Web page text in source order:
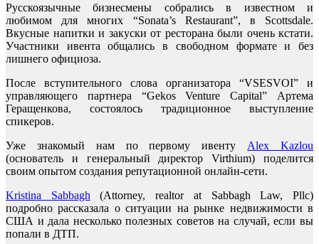
Русскоязычные бизнесмены собрались в известном и
любимом для многих “Sonata’s Restaurant”, в Scottsdale.
Вкусные напитки и закуски от ресторана были очень кстати.
Участники ивента общались в свободном формате и без
лишнего официоза.
После вступительного слова организатора “VSESVOI” и
управляющего партнера “Gekos Venture Capital” Артема
Геращенкова, состоялось традиционное выступление
спикеров.
Уже знакомый нам по первому ивенту Alex Kazlou
(основатель и генеральный директор Virthium) поделится
своим опытом создания репутационной онлайн-сети.
Kristina Sabbagh (Attorney, realtor at Sabbagh Law, Pllc)
подробно рассказала о ситуации на рынке недвижимости в
США и дала несколько полезных советов на случай, если вы
попали в ДТП.